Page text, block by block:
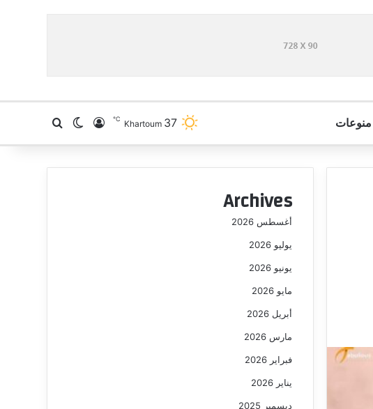
منوعات Khartoum 37
℃ تسجيل الدخول
الوضع المظلم
Archives
أغسطس 2026
يوليو 2026
يونيو 2026
مايو 2026
أبريل 2026
مارس 2026
فبراير 2026
يناير 2026
ديسمبر 2025